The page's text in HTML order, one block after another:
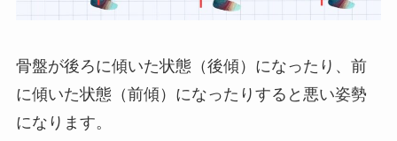
骨盤が後ろに傾いた状態（後傾）になったり、前
に傾いた状態（前傾）になったりすると悪い姿勢
になります。